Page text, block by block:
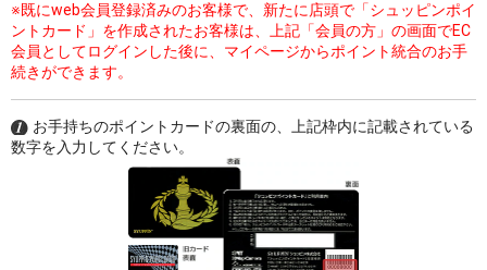
※既にweb会員登録済みのお客様で、新たに店頭で「シュッピンポイ
ントカード」を作成されたお客様は、上記「会員の方」の画面でEC
会員としてログインした後に、マイページからポイント統合のお手
続きができます。
お手持ちのポイントカードの裏面の、上記枠内に記載されている
数字を入力してください。